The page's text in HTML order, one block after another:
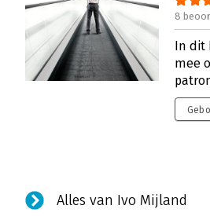
8
In dit
mee
Alles van Ivo Mijland